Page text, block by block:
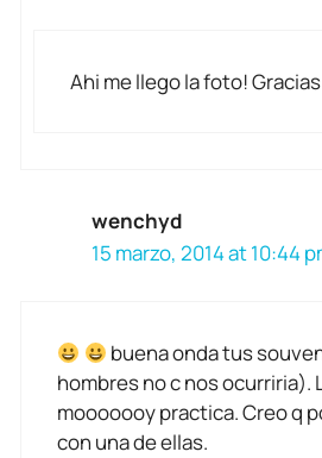
Ahi me llego la foto!
wenchyd
15 marzo, 2014 at 10:44
buena onda tus
hombres no c nos ocurriria).
mooooooy practica. Creo q
con una de ellas.